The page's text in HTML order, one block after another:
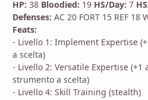
HP: 38 Bloodied: 19 HS/Day: 7
Defenses: AC 20 FORT 15 REF 18
Feats:
- Livello 1: Implement Expertise
a scelta)
- Livello 2: Versatile Expertise
strumento a scelta)
- Livello 4: Skill Training (stealth)